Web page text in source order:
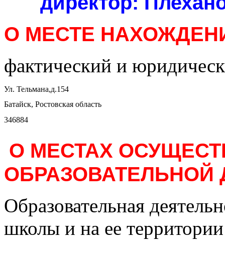
О МЕСТЕ
фактический и
Ул. Тельмана,д.154
Батайск, Ростовская область
346884
О МЕСТАХ
ОБРАЗОВАТЕЛЬНОЙ
Образовательная
школы и на ее территории